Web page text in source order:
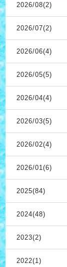
2026/08(2)
2026/07(2)
2026/06(4)
2026/05(5)
2026/04(4)
2026/03(5)
2026/02(4)
2026/01(6)
2025(84)
2024(48)
2023(2)
2022(1)